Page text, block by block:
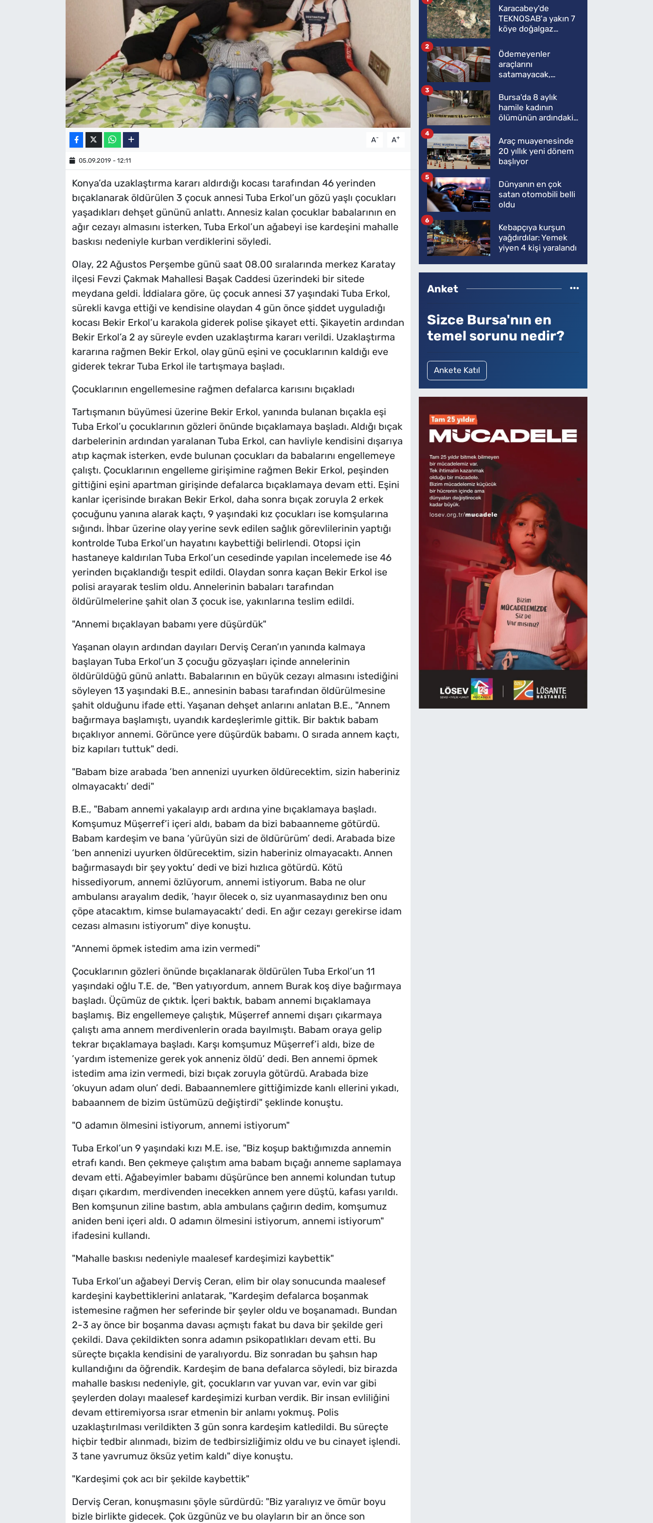
A- A+
05.09.2019 - 12:11
Konya’da uzaklaştırma kararı aldırdığı kocası tarafından 46 yerinden
bıçaklanarak öldürülen 3 çocuk annesi Tuba Erkol’un gözü yaşlı çocukları
yaşadıkları dehşet gününü anlattı. Annesiz kalan çocuklar babalarının en
ağır cezayı almasını isterken, Tuba Erkol’un ağabeyi ise kardeşini mahalle
baskısı nedeniyle kurban verdiklerini söyledi.
Olay, 22 Ağustos Perşembe günü saat 08.00 sıralarında merkez Karatay
ilçesi Fevzi Çakmak Mahallesi Başak Caddesi üzerindeki bir sitede
meydana geldi. İddialara göre, üç çocuk annesi 37 yaşındaki Tuba Erkol,
sürekli kavga ettiği ve kendisine olaydan 4 gün önce şiddet uyguladığı
kocası Bekir Erkol’u karakola giderek polise şikayet etti. Şikayetin ardından
Bekir Erkol’a 2 ay süreyle evden uzaklaştırma kararı verildi. Uzaklaştırma
kararına rağmen Bekir Erkol, olay günü eşini ve çocuklarının kaldığı eve
giderek tekrar Tuba Erkol ile tartışmaya başladı.
Çocuklarının engellemesine rağmen defalarca karısını bıçakladı
Tartışmanın büyümesi üzerine Bekir Erkol, yanında bulanan bıçakla eşi
Tuba Erkol’u çocuklarının gözleri önünde bıçaklamaya başladı. Aldığı bıçak
darbelerinin ardından yaralanan Tuba Erkol, can havliyle kendisini dışarıya
atıp kaçmak isterken, evde bulunan çocukları da babalarını engellemeye
çalıştı. Çocuklarının engelleme girişimine rağmen Bekir Erkol, peşinden
gittiğini eşini apartman girişinde defalarca bıçaklamaya devam etti. Eşini
kanlar içerisinde bırakan Bekir Erkol, daha sonra bıçak zoruyla 2 erkek
çocuğunu yanına alarak kaçtı, 9 yaşındaki kız çocukları ise komşularına
sığındı. İhbar üzerine olay yerine sevk edilen sağlık görevlilerinin yaptığı
kontrolde Tuba Erkol’un hayatını kaybettiği belirlendi. Otopsi için
hastaneye kaldırılan Tuba Erkol’un cesedinde yapılan incelemede ise 46
yerinden bıçaklandığı tespit edildi. Olaydan sonra kaçan Bekir Erkol ise
polisi arayarak teslim oldu. Annelerinin babaları tarafından
öldürülmelerine şahit olan 3 çocuk ise, yakınlarına teslim edildi.
"Annemi bıçaklayan babamı yere düşürdük"
Yaşanan olayın ardından dayıları Derviş Ceran’ın yanında kalmaya
başlayan Tuba Erkol’un 3 çocuğu gözyaşları içinde annelerinin
öldürüldüğü günü anlattı. Babalarının en büyük cezayı almasını istediğini
söyleyen 13 yaşındaki B.E., annesinin babası tarafından öldürülmesine
şahit olduğunu ifade etti. Yaşanan dehşet anlarını anlatan B.E., "Annem
bağırmaya başlamıştı, uyandık kardeşlerimle gittik. Bir baktık babam
bıçaklıyor annemi. Görünce yere düşürdük babamı. O sırada annem kaçtı,
biz kapıları tuttuk" dedi.
"Babam bize arabada ’ben annenizi uyurken öldürecektim, sizin haberiniz
olmayacaktı’ dedi"
B.E., "Babam annemi yakalayıp ardı ardına yine bıçaklamaya başladı.
Komşumuz Müşerref’i içeri aldı, babam da bizi babaanneme götürdü.
Babam kardeşim ve bana ‘yürüyün sizi de öldürürüm’ dedi. Arabada bize
‘ben annenizi uyurken öldürecektim, sizin haberiniz olmayacaktı. Annen
bağırmasaydı bir şey yoktu’ dedi ve bizi hızlıca götürdü. Kötü
hissediyorum, annemi özlüyorum, annemi istiyorum. Baba ne olur
ambulansı arayalım dedik, ’hayır ölecek o, siz uyanmasaydınız ben onu
çöpe atacaktım, kimse bulamayacaktı’ dedi. En ağır cezayı gerekirse idam
cezası almasını istiyorum" diye konuştu.
"Annemi öpmek istedim ama izin vermedi"
Çocuklarının gözleri önünde bıçaklanarak öldürülen Tuba Erkol’un 11
yaşındaki oğlu T.E. de, "Ben yatıyordum, annem Burak koş diye bağırmaya
başladı. Üçümüz de çıktık. İçeri baktık, babam annemi bıçaklamaya
başlamış. Biz engellemeye çalıştık, Müşerref annemi dışarı çıkarmaya
çalıştı ama annem merdivenlerin orada bayılmıştı. Babam oraya gelip
tekrar bıçaklamaya başladı. Karşı komşumuz Müşerref’i aldı, bize de
’yardım istemenize gerek yok anneniz öldü’ dedi. Ben annemi öpmek
istedim ama izin vermedi, bizi bıçak zoruyla götürdü. Arabada bize
‘okuyun adam olun’ dedi. Babaannemlere gittiğimizde kanlı ellerini yıkadı,
babaannem de bizim üstümüzü değiştirdi" şeklinde konuştu.
"O adamın ölmesini istiyorum, annemi istiyorum"
Tuba Erkol’un 9 yaşındaki kızı M.E. ise, "Biz koşup baktığımızda annemin
etrafı kandı. Ben çekmeye çalıştım ama babam bıçağı anneme saplamaya
devam etti. Ağabeyimler babamı düşürünce ben annemi kolundan tutup
dışarı çıkardım, merdivenden inecekken annem yere düştü, kafası yarıldı.
Ben komşunun ziline bastım, abla ambulans çağırın dedim, komşumuz
aniden beni içeri aldı. O adamın ölmesini istiyorum, annemi istiyorum"
ifadesini kullandı.
"Mahalle baskısı nedeniyle maalesef kardeşimizi kaybettik"
Tuba Erkol’un ağabeyi Derviş Ceran, elim bir olay sonucunda maalesef
kardeşini kaybettiklerini anlatarak, "Kardeşim defalarca boşanmak
istemesine rağmen her seferinde bir şeyler oldu ve boşanamadı. Bundan
2-3 ay önce bir boşanma davası açmıştı fakat bu dava bir şekilde geri
çekildi. Dava çekildikten sonra adamın psikopatlıkları devam etti. Bu
süreçte bıçakla kendisini de yaralıyordu. Biz sonradan bu şahsın hap
kullandığını da öğrendik. Kardeşim de bana defalarca söyledi, biz birazda
mahalle baskısı nedeniyle, git, çocukların var yuvan var, evin var gibi
şeylerden dolayı maalesef kardeşimizi kurban verdik. Bir insan evliliğini
devam ettiremiyorsa ısrar etmenin bir anlamı yokmuş. Polis
uzaklaştırılması verildikten 3 gün sonra kardeşim katledildi. Bu süreçte
hiçbir tedbir alınmadı, bizim de tedbirsizliğimiz oldu ve bu cinayet işlendi.
3 tane yavrumuz öksüz yetim kaldı" diye konuştu.
"Kardeşimi çok acı bir şekilde kaybettik"
Derviş Ceran, konuşmasını şöyle sürdürdü: "Biz yaralıyız ve ömür boyu
bizle birlikte gidecek. Çok üzgünüz ve bu olayların bir an önce son
Karacabey'de
TEKNOSAB'a yakın 7
köye doğalgaz
Ödemeyenler
araçlarını
satamayacak,
2
Bursa'da 8 aylık
hamile kadının
ölümünün ardındaki
3
Araç muayenesinde
20 yıllık yeni dönem
başlıyor
4
Dünyanın en çok
satan otomobili belli
oldu
5
Kebapçıya kurşun
yağdırdılar: Yemek
yiyen 4 kişi yaralandı
6
Anket
Sizce Bursa'nın en
temel sorunu nedir?
Ankete Katıl